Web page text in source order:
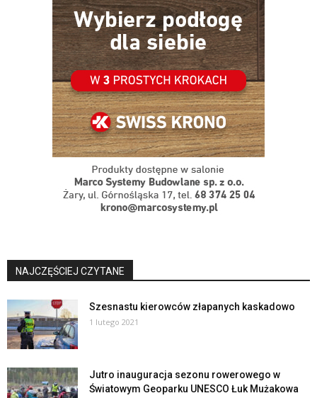
NAJCZĘŚCIEJ CZYTANE
Szesnastu kierowców złapanych kaskadowo
1 lutego 2021
Jutro inauguracja sezonu rowerowego w
Światowym Geoparku UNESCO Łuk Mużakowa